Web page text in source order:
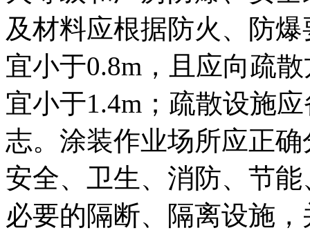
及材料应根据防火、防
宜小于0.8m，且应向疏
宜小于1.4m；疏散设施
志。涂装作业场所应正
安全、卫生、消防、节
必要的隔断、隔离设施